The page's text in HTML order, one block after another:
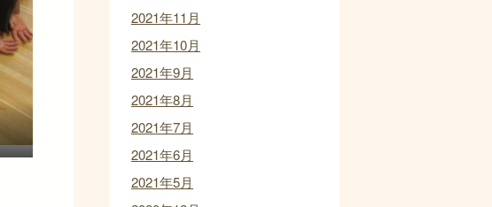
2021年11月
2021年10月
2021年9月
2021年8月
2021年7月
2021年6月
2021年5月